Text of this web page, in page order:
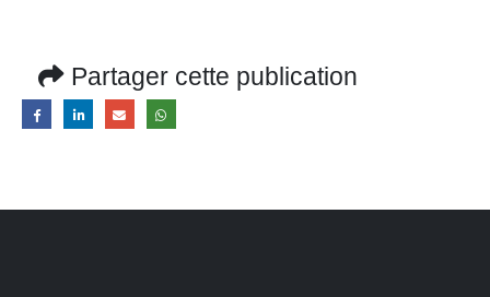
Partager cette publication